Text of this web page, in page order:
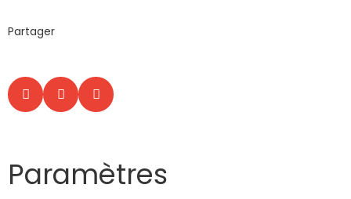
Partager
Paramètres